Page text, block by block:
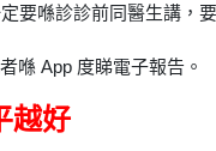
要喺診診前同醫生講，
喺 App 度睇電子報告。
越好